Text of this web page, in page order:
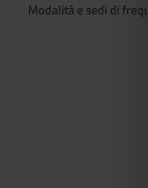
Modalità e sedi di